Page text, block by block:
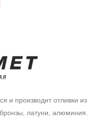
и производит отливки из
латуни, алюминия.